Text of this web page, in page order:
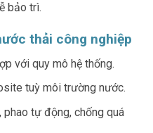
bảo trì.
thải công nghiệp
với quy mô hệ thống.
tuỳ môi trường nước.
phao tự động, chống quá